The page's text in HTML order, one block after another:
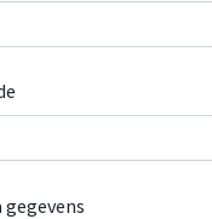
gegevens